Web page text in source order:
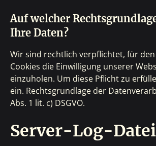
Auf welcher
Ihre Daten?
Wir sind rechtlich verpflichtet, für
Cookies die Einwilligung unserer
einzuholen. Um diese Pflicht zu
ein. Rechtsgrundlage der
Abs. 1 lit. c) DSGVO.
Server-Log-